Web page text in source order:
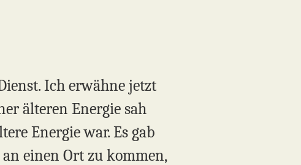
Ich erwähne jetzt
älteren Energie sah
Energie war. Es gab
einen Ort zu kommen,